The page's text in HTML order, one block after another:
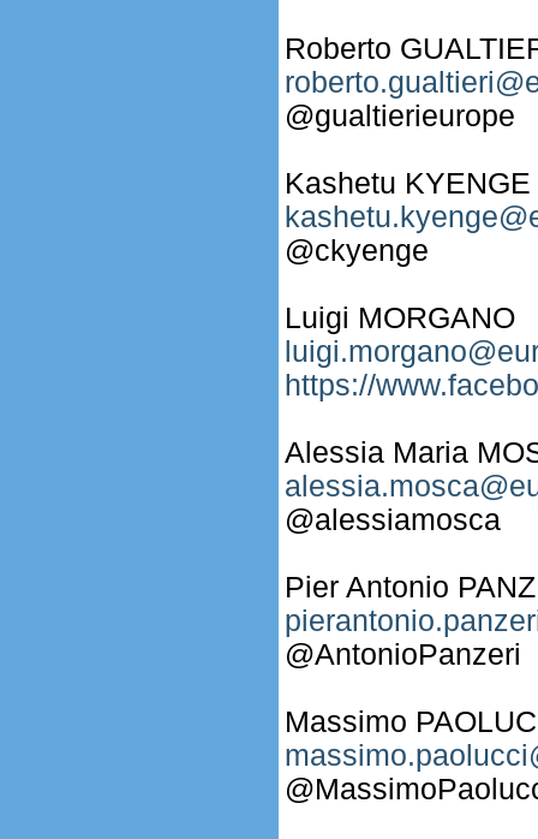
Roberto
@gualtierieurope
Kashetu KYENGE
@ckyenge
Luigi MORGANO
https://
Alessia Maria
@alessiamosca
Pier Antonio
@AntonioPanzeri
Massimo